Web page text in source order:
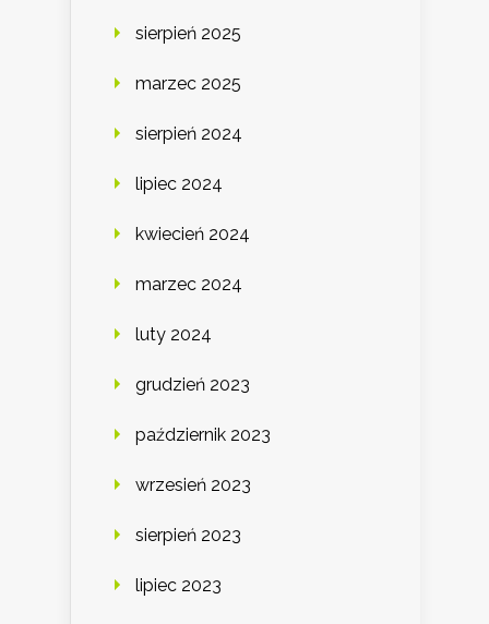
sierpień 2025
marzec 2025
sierpień 2024
lipiec 2024
kwiecień 2024
marzec 2024
luty 2024
grudzień 2023
październik 2023
wrzesień 2023
sierpień 2023
lipiec 2023